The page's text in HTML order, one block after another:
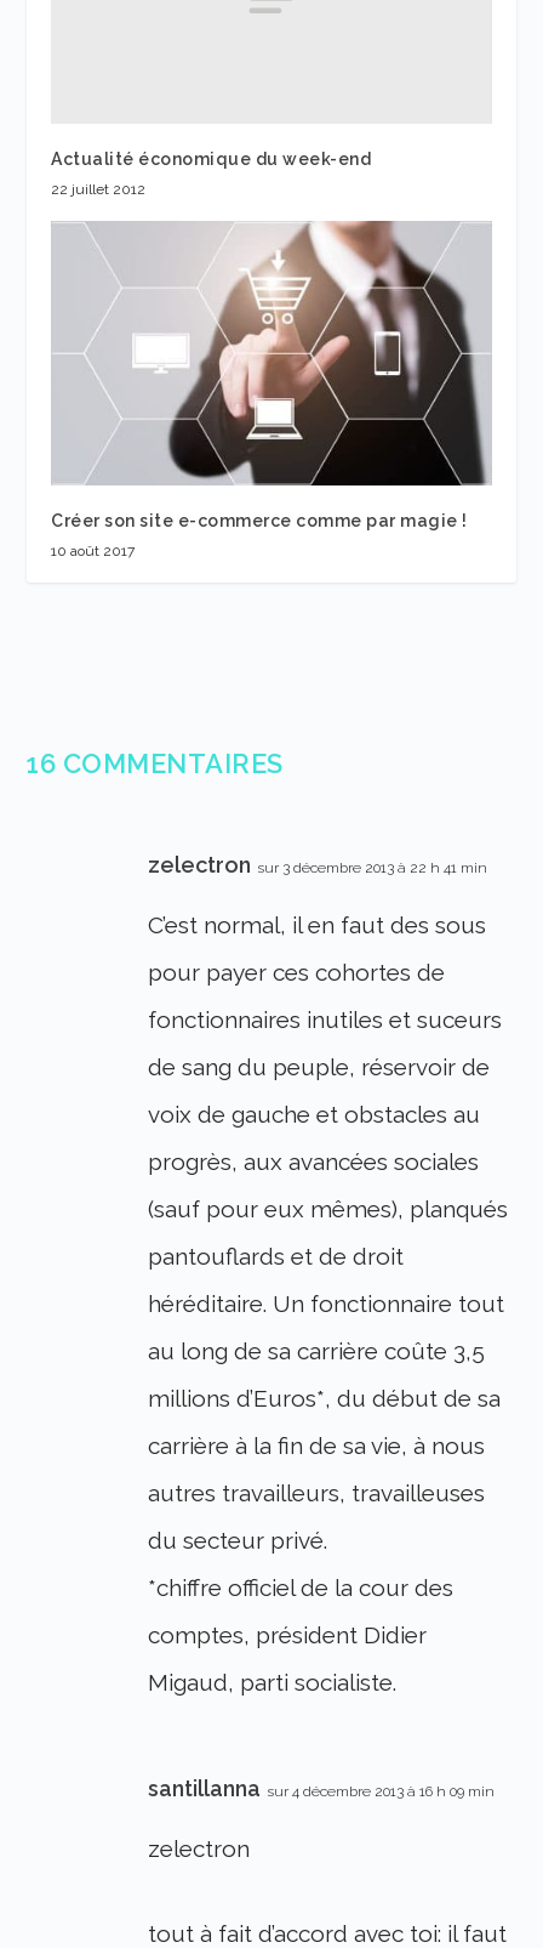
Actualité économique du week-end
22 juillet 2012
Créer son site e-commerce comme par magie !
10 août 2017
16 COMMENTAIRES
zelectron sur 3 décembre 2013 à 22 h 41 min
C’est normal, il en faut des sous
pour payer ces cohortes de
fonctionnaires inutiles et suceurs
de sang du peuple, réservoir de
voix de gauche et obstacles au
progrès, aux avancées sociales
(sauf pour eux mêmes), planqués
pantouflards et de droit
héréditaire. Un fonctionnaire tout
au long de sa carrière coûte 3,5
millions d’Euros*, du début de sa
carrière à la fin de sa vie, à nous
autres travailleurs, travailleuses
du secteur privé.
*chiffre officiel de la cour des
comptes, président Didier
Migaud, parti socialiste.
santillanna sur 4 décembre 2013 à 16 h 09 min
zelectron
tout à fait d’accord avec toi: il faut